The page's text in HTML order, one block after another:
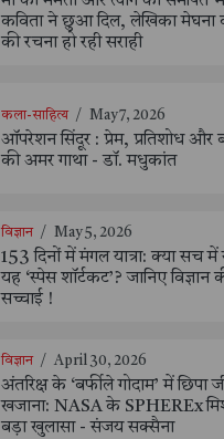
कविता ने छुआ दिल, लेखिका मेघना
की रचना हो रही सराही
कला-साहित्य / May 7, 2026
ऑपरेशन सिंदूर : प्रेम, प्रतिशोध और
की अमर गाथा - डॉ. मधुकांत
विज्ञान / May 5, 2026
153 दिनों में मंगल यात्रा: क्या सच
यह ‘स्पेस शॉर्टकट’? जानिए विज्ञान
सच्चाई !
विज्ञान / April 30, 2026
अंतरिक्ष के ‘बर्फीले गोदाम’ में छिपा
खजाना: NASA के SPHEREx
बड़ा खुलासा - संजय सक्सैना